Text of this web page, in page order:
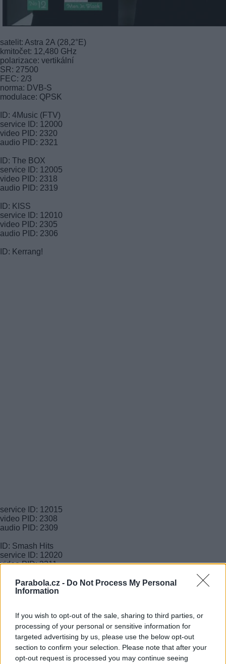
Parabola.cz - Do Not Process My Personal
Information
If you wish to opt-out of the sale, sharing to third parties, or
processing of your personal or sensitive information for
targeted advertising by us, please use the below opt-out
section to confirm your selection. Please note that after your
opt-out request is processed you may continue seeing
satelit: Astra 2A (28,2°E)
kmitočet: 12,480 GHz
polarizace: vertikální
SR: 27500
FEC: 2/3
norma: DVB-S
modulace: QPSK
ID: 4Music (FTV)
service ID: 12000
video PID: 2320
audio PID: 2321
ID: The BOX
service ID: 12005
video PID: 2318
audio PID: 2319
ID: KISS
service ID: 12010
video PID: 2305
audio PID: 2306
ID: Kerrang!
service ID: 12015
video PID: 2308
audio PID: 2309
ID: Smash Hits
service ID: 12020
video PID: 2311
redakce
FACEBOOK TWITTER
Přečtěte si také